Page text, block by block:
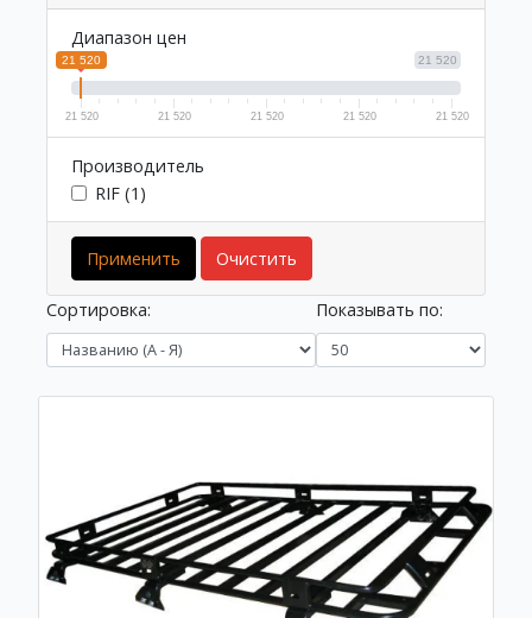
Диапазон цен
21 520
21 520
21 520 21 520 21 520 21 520 21 520
Производитель
RIF (1)
Применить Очистить
Сортировка: Показывать по: